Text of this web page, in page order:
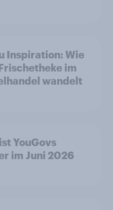
Inspiration: Wie
im
wandelt
YouGovs
im Juni 2026